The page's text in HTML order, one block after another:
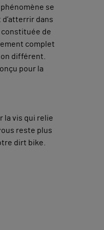
se
dans
constituée de
complet
différent.
pour la
la vis qui relie
reste plus
dirt bike.